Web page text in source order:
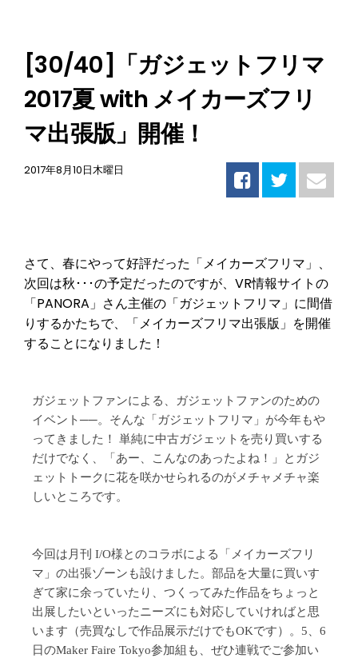
[30/40]「ガジェットフリマ
2017夏 with メイカーズフリ
マ出張版」開催！
2017年8月10日木曜日
さて、春にやって好評だった「メイカーズフリマ」、
次回は秋･･･の予定だったのですが、VR情報サイトの
「PANORA」さん主催の「ガジェットフリマ」に間借
りするかたちで、「メイカーズフリマ出張版」を開催
することになりました！
ガジェットファンによる、ガジェットファンのための
イベント──。そんな「ガジェットフリマ」が今年もや
ってきました！ 単純に中古ガジェットを売り買いする
だけでなく、「あー、こんなのあったよね！」とガジ
ェットトークに花を咲かせられるのがメチャメチャ楽
しいところです。
今回は月刊 I/O様とのコラボによる「メイカーズフリ
マ」の出張ゾーンも設けました。部品を大量に買いす
ぎて家に余っていたり、つくってみた作品をちょっと
出展したいといったニーズにも対応していければと思
います（売買なしで作品展示だけでもOKです）。5、6
日のMaker Faire Tokyo参加組も、ぜひ連戦でご参加い